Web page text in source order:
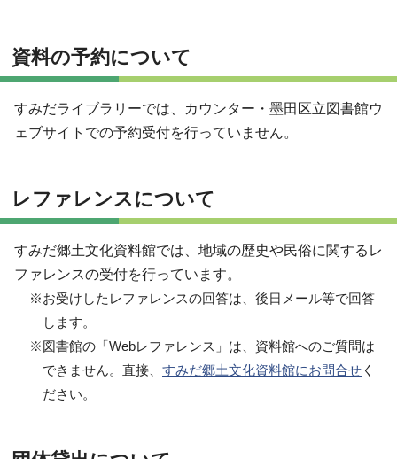
資料の予約について
すみだライブラリーでは、カウンター・墨田区立図書館ウ
ェブサイトでの予約受付を行っていません。
レファレンスについて
すみだ郷土文化資料館では、地域の歴史や民俗に関するレ
ファレンスの受付を行っています。
※お受けしたレファレンスの回答は、後日メール等で回答
します。
※図書館の「Webレファレンス」は、資料館へのご質問は
できません。直接、 すみだ郷土文化資料館にお問合せ く
ださい。